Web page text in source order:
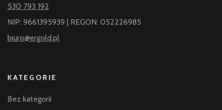
530 793 192
NIP: 9661395939 | REGON: 052226985
biuro@ergold.pl
KATEGORIE
Bez kategorii